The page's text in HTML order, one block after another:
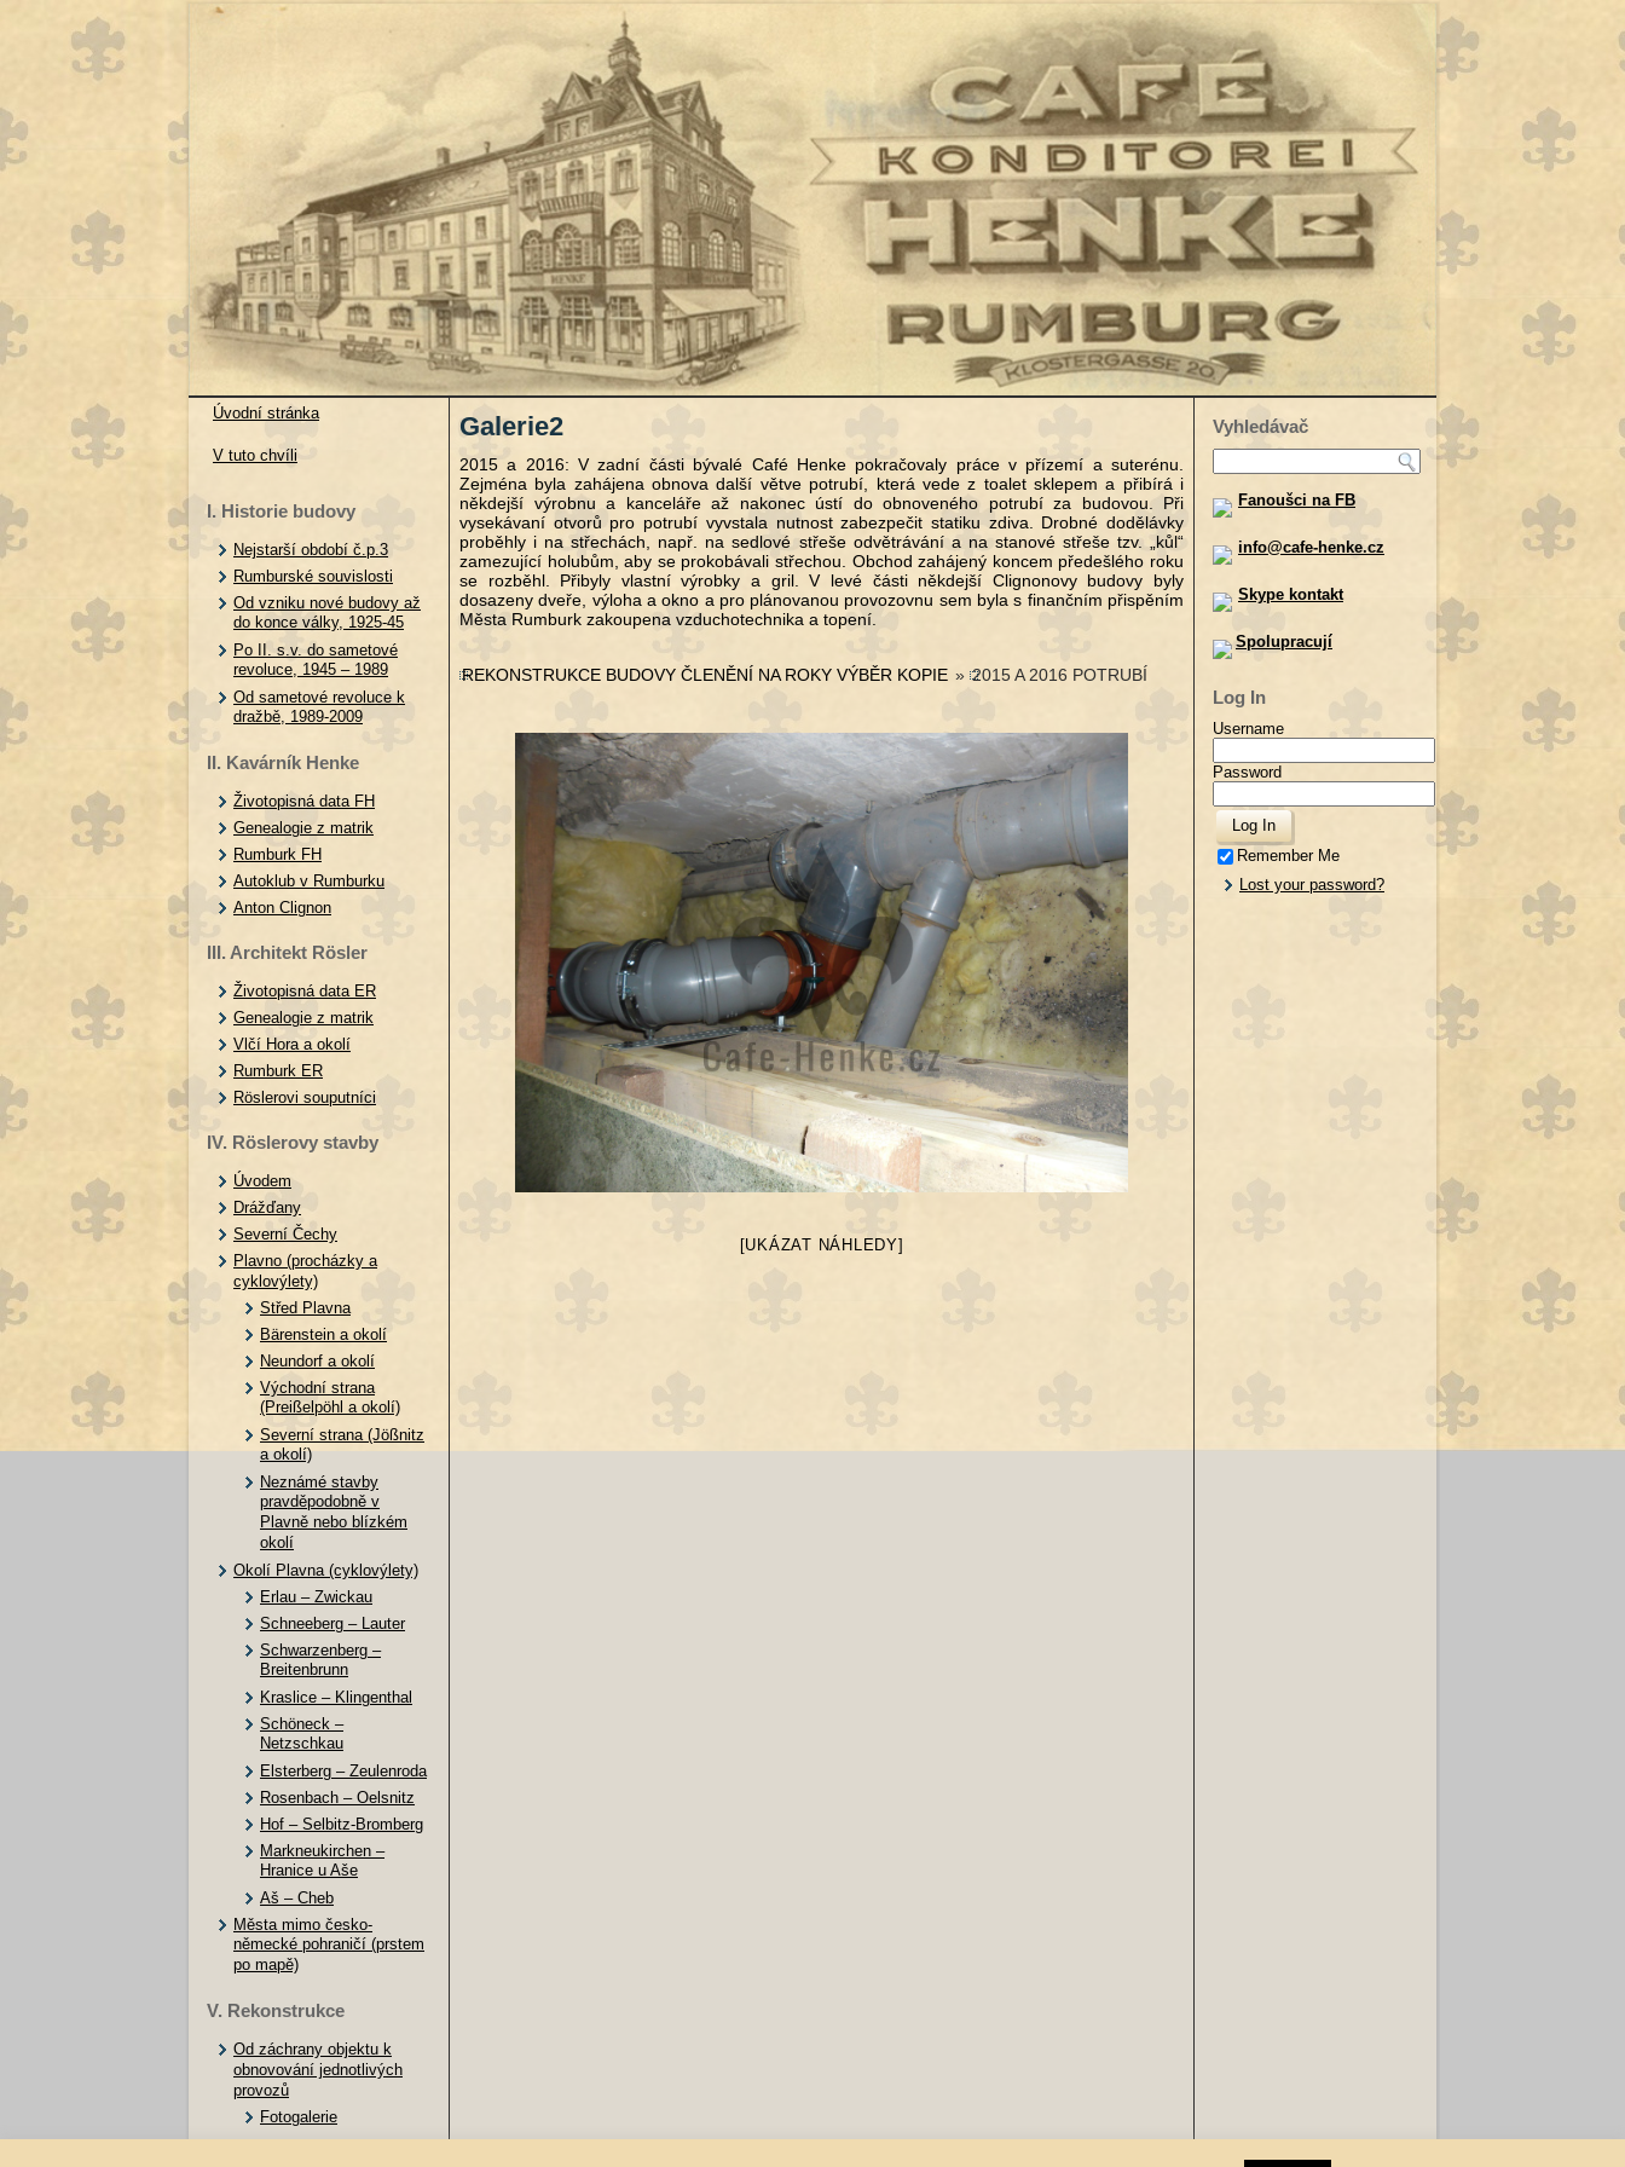
Úvodní stránka
V tuto chvíli
I. Historie budovy
Nejstarší období č.p.3
Rumburské souvislosti
Od vzniku nové budovy až
do konce války, 1925-45
Po II. s.v. do sametové
revoluce, 1945 – 1989
Od sametové revoluce k
dražbě, 1989-2009
II. Kavárník Henke
Životopisná data FH
Genealogie z matrik
Rumburk FH
Autoklub v Rumburku
Anton Clignon
III. Architekt Rösler
Životopisná data ER
Genealogie z matrik
Vlčí Hora a okolí
Rumburk ER
Röslerovi souputníci
IV. Röslerovy stavby
Úvodem
Drážďany
Severní Čechy
Plavno (procházky a
cyklovýlety)
Střed Plavna
Bärenstein a okolí
Neundorf a okolí
Východní strana
(Preißelpöhl a okolí)
Severní strana (Jößnitz
a okolí)
Neznámé stavby
pravděpodobně v
Plavně nebo blízkém
okolí
Okolí Plavna (cyklovýlety)
Erlau – Zwickau
Schneeberg – Lauter
Schwarzenberg –
Breitenbrunn
Kraslice – Klingenthal
Schöneck –
Netzschkau
Elsterberg – Zeulenroda
Rosenbach – Oelsnitz
Hof – Selbitz-Bromberg
Markneukirchen –
Hranice u Aše
Aš – Cheb
Města mimo česko-
německé pohraničí (prstem
po mapě)
V. Rekonstrukce
Od záchrany objektu k
obnovování jednotlivých
provozů
Fotogalerie
Galerie2
2015 a 2016: V zadní části bývalé Café Henke pokračovaly práce v přízemí a suterénu.
Zejména byla zahájena obnova další větve potrubí, která vede z toalet sklepem a přibírá i
někdejší výrobnu a kanceláře až nakonec ústí do obnoveného potrubí za budovou. Při
vysekávaní otvorů pro potrubí vyvstala nutnost zabezpečit statiku zdiva. Drobné dodělávky
proběhly i na střechách, např. na sedlové střeše odvětrávání a na stanové střeše tzv. „kůl“
zamezující holubům, aby se prokobávali střechou. Obchod zahájený koncem předešlého roku
se rozběhl. Přibyly vlastní výrobky a gril. V levé části někdejší Clignonovy budovy byly
dosazeny dveře, výloha a okno a pro plánovanou provozovnu sem byla s finančním přispěním
Města Rumburk zakoupena vzduchotechnika a topení.
REKONSTRUKCE BUDOVY ČLENĚNÍ NA ROKY VÝBĚR KOPIE » 2015 A 2016 POTRUBÍ
[UKÁZAT NÁHLEDY]
Vyhledávač
Fanoušci na FB
info@cafe-henke.cz
Skype kontakt
Spolupracují
Log In
Username
Password
Remember Me
Lost your password?